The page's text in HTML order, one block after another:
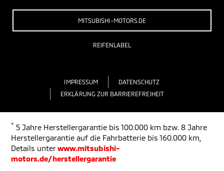
MITSUBISHI-MOTORS.DE
REIFENLABEL
IMPRESSUM
DATENSCHUTZ
ERKLÄRUNG ZUR BARRIEREFREIHEIT
* 5 Jahre Herstellergarantie bis 100.000 km bzw. 8 Jahre
Herstellergarantie auf die Fahrbatterie bis 160.000 km,
Details unterwww.mitsubishi-
motors.de/herstellergarantie